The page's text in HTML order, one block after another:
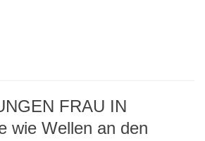
FRAU IN
wie Wellen an den